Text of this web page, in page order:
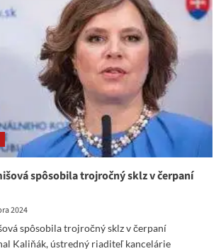
spôsobila trojročný sklz v čerpaní
2024
spôsobila trojročný sklz v čerpaní
Kaliňák, ústredný riaditeľ kancelárie